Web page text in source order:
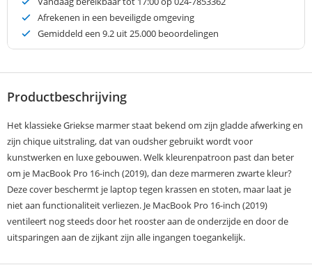
Afrekenen in een beveiligde omgeving
Gemiddeld een 9.2 uit 25.000 beoordelingen
Productbeschrijving
Het klassieke Griekse marmer staat bekend om zijn gladde afwerking en
zijn chique uitstraling, dat van oudsher gebruikt wordt voor
kunstwerken en luxe gebouwen. Welk kleurenpatroon past dan beter
om je MacBook Pro 16-inch (2019), dan deze marmeren zwarte kleur?
Deze cover beschermt je laptop tegen krassen en stoten, maar laat je
niet aan functionaliteit verliezen. Je MacBook Pro 16-inch (2019)
ventileert nog steeds door het rooster aan de onderzijde en door de
uitsparingen aan de zijkant zijn alle ingangen toegankelijk.